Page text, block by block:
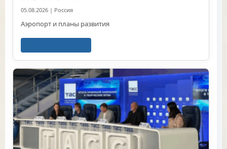
05.08.2026 | Россия
Аэропорт и планы развития